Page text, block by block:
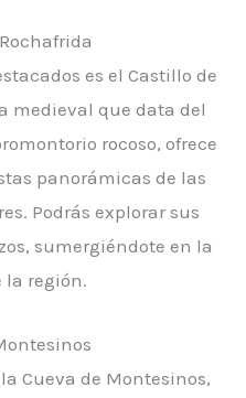
es el Castillo de
medieval que data del
rocoso, ofrece
panorámicas de las
Podrás explorar sus
sumergiéndote en la
la región.
Cueva de Montesinos,